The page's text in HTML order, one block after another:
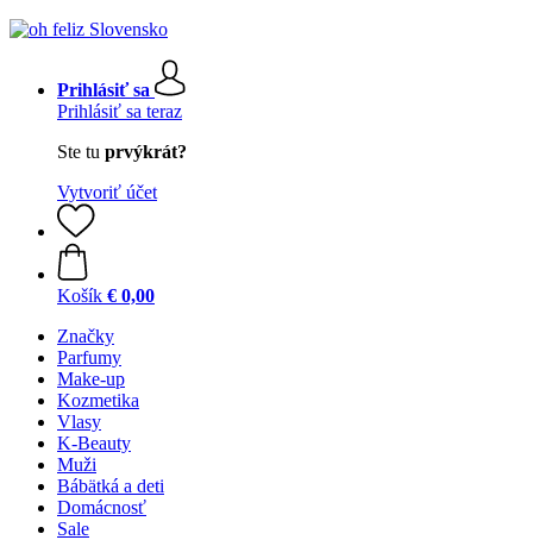
Prihlásiť sa
Prihlásiť sa teraz
Ste tu prvýkrát?
Vytvoriť účet
Košík € 0,00
Značky
Parfumy
Make-up
Kozmetika
Vlasy
K-Beauty
Muži
Bábätká a deti
Domácnosť
Sale